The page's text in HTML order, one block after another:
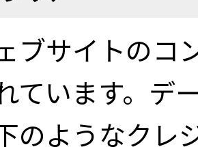
ブサイトのコ
ています。デ
のようなクレ